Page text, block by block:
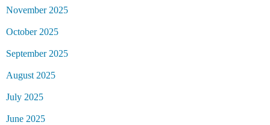
November 2025
October 2025
September 2025
August 2025
July 2025
June 2025